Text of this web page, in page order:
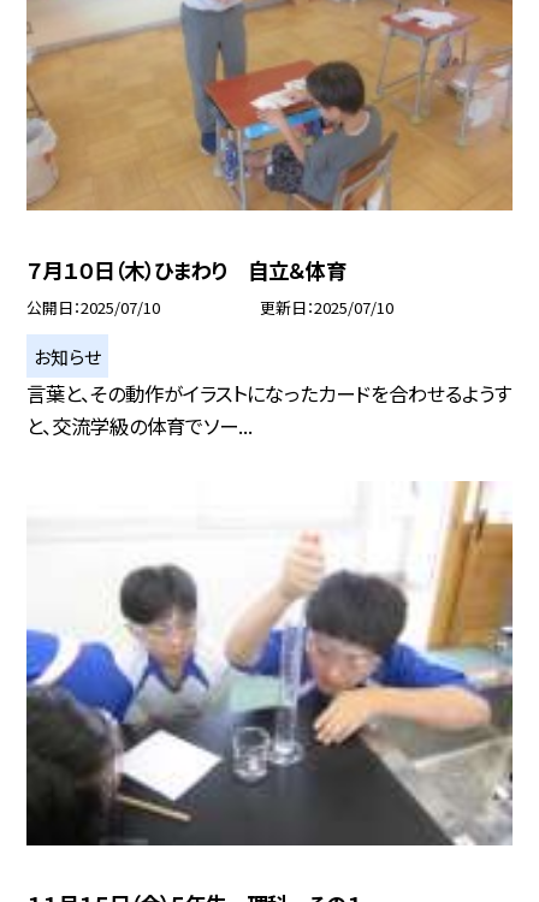
７月１０日（木）ひまわり 自立＆体育
公開日 2025/07/10 更新日 2025/07/10
お知らせ
言葉と、その動作がイラストになったカードを合わせるようす
と、交流学級の体育でソー...